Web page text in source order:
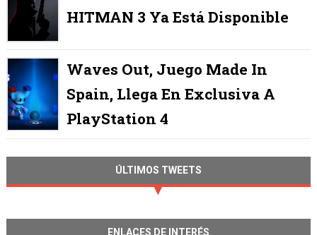
HITMAN 3 Ya Está Disponible
Waves Out, Juego Made In
Spain, Llega En Exclusiva A
PlayStation 4
ÚLTIMOS TWEETS
ENLACES DE INTERÉS